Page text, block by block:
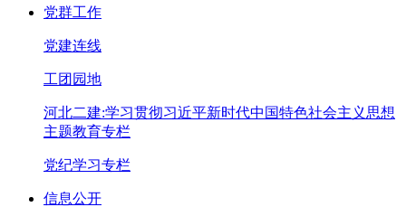
党群工作
党建连线
工团园地
河北二建:学习贯彻习近平新时代中国特色社会主义思想
主题教育专栏
党纪学习专栏
信息公开